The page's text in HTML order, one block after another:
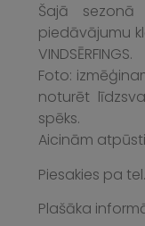
Šajā sezonā
piedāvājumu
VINDSĒRFINGS.
Foto:
noturēt
spēks.
Aicinām
Piesakies pa
Plašāka